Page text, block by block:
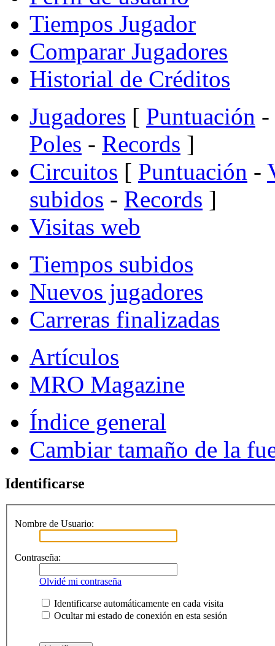
Tiempos Jugador
Comparar Jugadores
Historial de Créditos
Jugadores [ Puntuación -
Poles - Records ]
Circuitos [ Puntuación -
subidos - Records ]
Visitas web
Tiempos subidos
Nuevos jugadores
Carreras finalizadas
Artículos
MRO Magazine
Índice general
Cambiar tamaño de la
Identificarse
Nombre de Usuario:
Contraseña:
Olvidé mi contraseña
Identificarse automáticamente en cada visita
Ocultar mi estado de conexión en esta sesión